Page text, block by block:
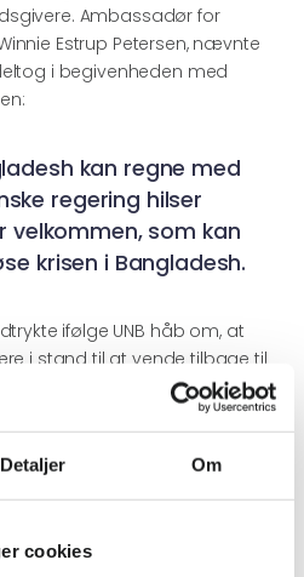
Detaljer Om
cookies
Ambassadør for
Estrup Petersen, nævnte
i begivenheden med
kan regne med
regering hilser
som kan
krisen i Bangladesh.
ifølge UNB håb om, at
i stand til at vende tilbage til
er overstået.
i Bangladesh er
mange